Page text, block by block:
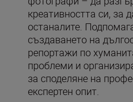
креативността си, за
останалите.
създаването на
репортажи по
проблеми и
за споделяне на
експертен опит.